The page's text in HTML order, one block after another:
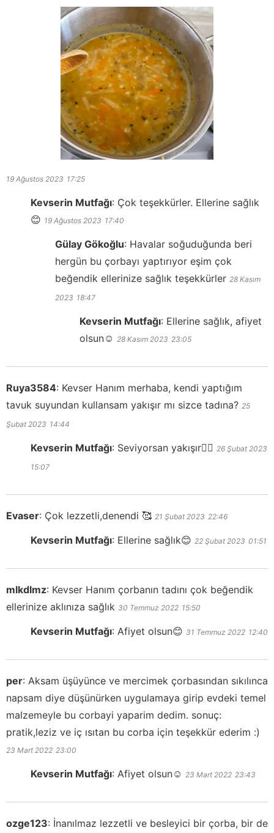
19 Ağustos 2023 17:25
Kevserin Mutfağı: Çok teşekkürler. Ellerine sağlık
😊 19 Ağustos 2023 17:40
Gülay Gökoğlu: Havalar soğuduğunda beri
hergün bu çorbayı yaptırıyor eşim çok
beğendik ellerinize sağlık teşekkürler 28 Kasım
2023 18:47
Kevserin Mutfağı: Ellerine sağlık, afiyet
olsun☺️ 28 Kasım 2023 23:05
Ruya3584: Kevser Hanım merhaba, kendi yaptığım
tavuk suyundan kullansam yakışır mı sizce tadına? 25
Şubat 2023 14:44
Kevserin Mutfağı: Seviyorsan yakışır👍🏻 26 Şubat 2023
15:07
Evaser: Çok lezzetli,denendi 🥰 21 Şubat 2023 22:46
Kevserin Mutfağı: Ellerine sağlık😊 22 Şubat 2023 01:51
mlkdlmz: Kevser Hanım çorbanın tadını çok beğendik
ellerinize aklınıza sağlık 30 Temmuz 2022 15:50
Kevserin Mutfağı: Afiyet olsun😊 31 Temmuz 2022 12:40
per: Aksam üşüyünce ve mercimek çorbasından sıkılınca
napsam diye düşünürken uygulamaya girip evdeki temel
malzemeyle bu corbayi yaparim dedim. sonuç:
pratik,leziz ve iç ısıtan bu corba için teşekkür ederim :)
23 Mart 2022 23:00
Kevserin Mutfağı: Afiyet olsun☺️ 23 Mart 2022 23:43
ozge123: İnanılmaz lezzetli ve besleyici bir çorba, bir de